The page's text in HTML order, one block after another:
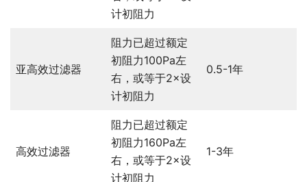
计初阻力
亚高效过滤器
阻力已超过额定
初阻力100Pa左
右，或等于2×设
计初阻力
0.5-1年
高效过滤器
阻力已超过额定
初阻力160Pa左
右，或等于2×设
计初阻力
1-3年